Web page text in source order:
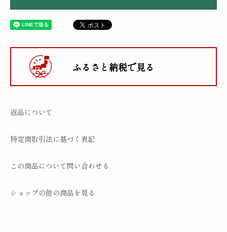
ふるさと納税で見る
返品について
特定商取引法に基づく表記
この商品について問い合わせる
ショップの他の商品を見る